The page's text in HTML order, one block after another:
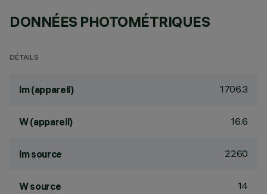
DONNÉES PHOTOMÉTRIQUES
DÉTAILS
lm (appareil) 1706.3
W (appareil) 16.6
lm source 2260
W source 14